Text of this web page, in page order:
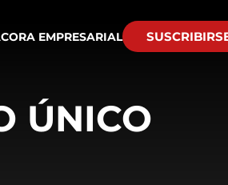
EMPRESARIAL
ÚNICO